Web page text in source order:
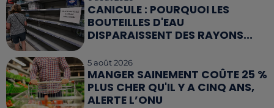
CANICULE : POURQUOI LES
BOUTEILLES D'EAU
DISPARAISSENT DES RAYONS...
5 août 2026
MANGER SAINEMENT COÛTE 25 %
PLUS CHER QU'IL Y A CINQ ANS,
ALERTE L’ONU